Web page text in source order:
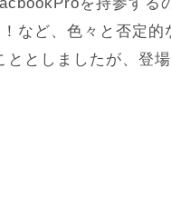
など、色々と否定的
としましたが、登